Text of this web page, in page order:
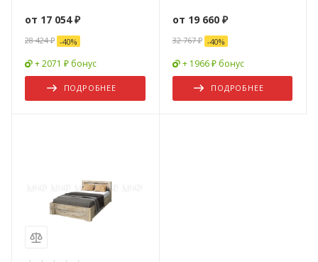
от 17 054 ₽
28 424 ₽ -40%
+ 2071 ₽ бонус
ПОДРОБНЕЕ
от 19 660 ₽
32 767 ₽ -40%
+ 1966 ₽ бонус
ПОДРОБНЕЕ